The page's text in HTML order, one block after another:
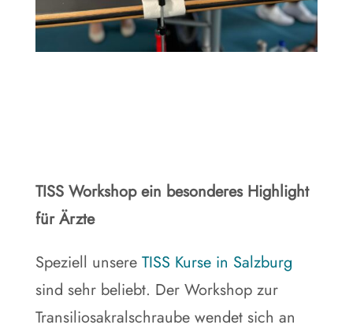
TISS Workshop ein besonderes Highlight
für Ärzte
Speziell unsere TISS Kurse in Salzburg
sind sehr beliebt. Der Workshop zur
Transiliosakralschraube wendet sich an